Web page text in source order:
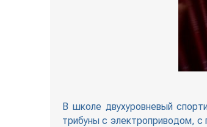
В школе двухуровневый
трибуны с электроприводом,